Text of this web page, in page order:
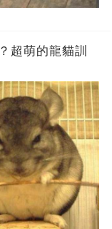
超萌的龍貓訓